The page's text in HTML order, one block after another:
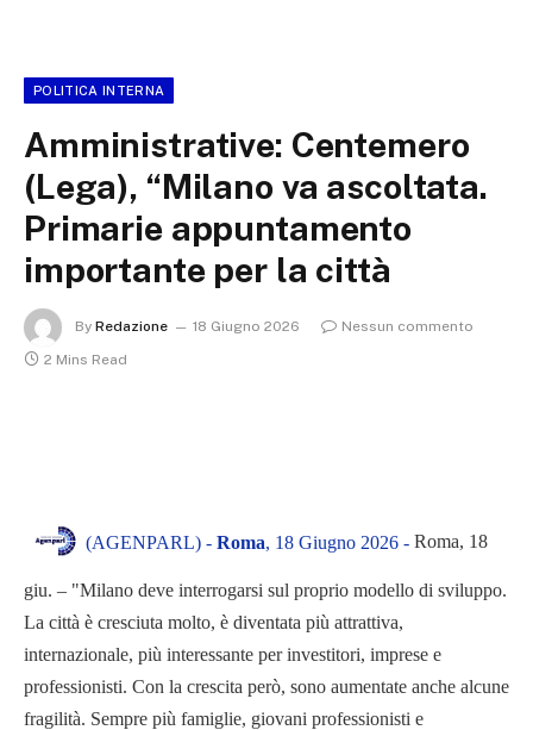
POLITICA INTERNA
Amministrative: Centemero
(Lega), “Milano va ascoltata.
Primarie appuntamento
importante per la città
By Redazione 18 Giugno 2026
Nessun commento
2 Mins Read
(AGENPARL) - Roma, 18 Giugno 2026 - Roma, 18
giu. – "Milano deve interrogarsi sul proprio modello di sviluppo.
La città è cresciuta molto, è diventata più attrattiva,
internazionale, più interessante per investitori, imprese e
professionisti. Con la crescita però, sono aumentate anche alcune
fragilità. Sempre più famiglie, giovani professionisti e